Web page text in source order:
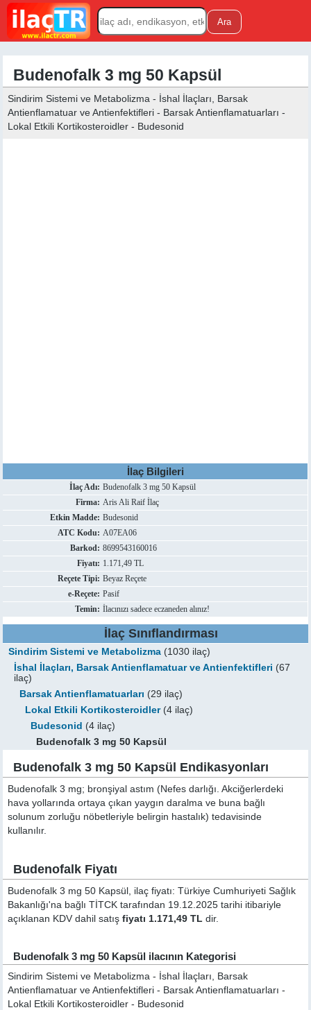
Budenofalk 3 mg 50 Kapsül
Sindirim Sistemi ve Metabolizma - İshal İlaçları, Barsak
Antienflamatuar ve Antienfektifleri - Barsak Antienflamatuarları -
Lokal Etkili Kortikosteroidler - Budesonid
İlaç Bilgileri
İlaç Adı: Budenofalk 3 mg 50 Kapsül
Firma: Aris Ali Raif İlaç
Etkin Madde: Budesonid
ATC Kodu: A07EA06
Barkod: 8699543160016
Fiyatı: 1.171,49 TL
Reçete Tipi: Beyaz Reçete
e-Reçete: Pasif
Temin: İlacınızı sadece eczaneden alınız!
İlaç Sınıflandırması
Sindirim Sistemi ve Metabolizma (1030 ilaç)
İshal İlaçları, Barsak Antienflamatuar ve Antienfektifleri (67
ilaç)
Barsak Antienflamatuarları (29 ilaç)
Lokal Etkili Kortikosteroidler(4 ilaç)
Budesonid (4 ilaç)
Budenofalk 3 mg 50 Kapsül
Budenofalk 3 mg 50 Kapsül Endikasyonları
Budenofalk 3 mg; bronşiyal astım (Nefes darlığı. Akciğerlerdeki
hava yollarında ortaya çıkan yaygın daralma ve buna bağlı
solunum zorluğu nöbetleriyle belirgin hastalık) tedavisinde
kullanılır.
Budenofalk Fiyatı
Budenofalk 3 mg 50 Kapsül, ilaç fiyatı: Türkiye Cumhuriyeti Sağlık
Bakanlığı'na bağlı TİTCK tarafından 19.12.2025 tarihi itibariyle
açıklanan KDV dahil satışfiyatı 1.171,49 TL dir.
Budenofalk 3 mg 50 Kapsül ilacının Kategorisi
Sindirim Sistemi ve Metabolizma - İshal İlaçları, Barsak
Antienflamatuar ve Antienfektifleri - Barsak Antienflamatuarları -
Lokal Etkili Kortikosteroidler - Budesonid